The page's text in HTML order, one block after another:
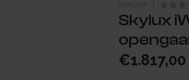
SKYLUX
Skylux
€1.817,00